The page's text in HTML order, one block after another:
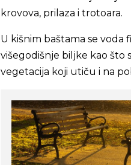
krovova, prilaza i trotoara.
U kišnim baštama se
višegodišnje biljke kao što
vegetacija koji utiču i na